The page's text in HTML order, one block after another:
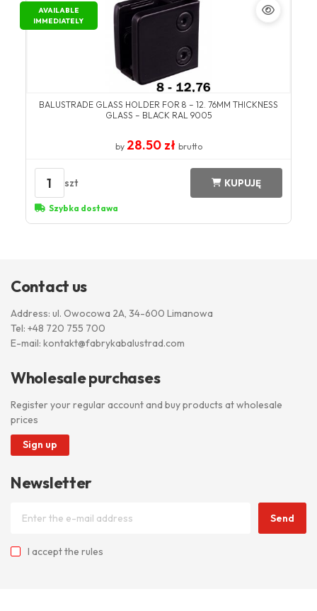
AVAILABLE
IMMEDIATELY
BALUSTRADE GLASS HOLDER FOR 8 – 12. 76MM THICKNESS
GLASS – BLACK RAL 9005
by 28.50 zł brutto
1 szt KUPUJĘ
Szybka dostawa
Contact us
Address: ul. Owocowa 2A, 34-600 Limanowa
Tel: +48 720 755 700
E-mail: kontakt@fabrykabalustrad.com
Wholesale purchases
Register your regular account and buy products at wholesale
prices
Sign up
Newsletter
Send
I acceptthe rules